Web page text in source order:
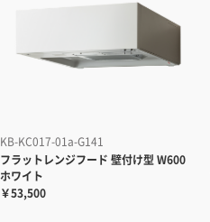
KB-KC017-01a-G141
フラットレンジフード 壁付け型 W600
ホワイト
￥53,500